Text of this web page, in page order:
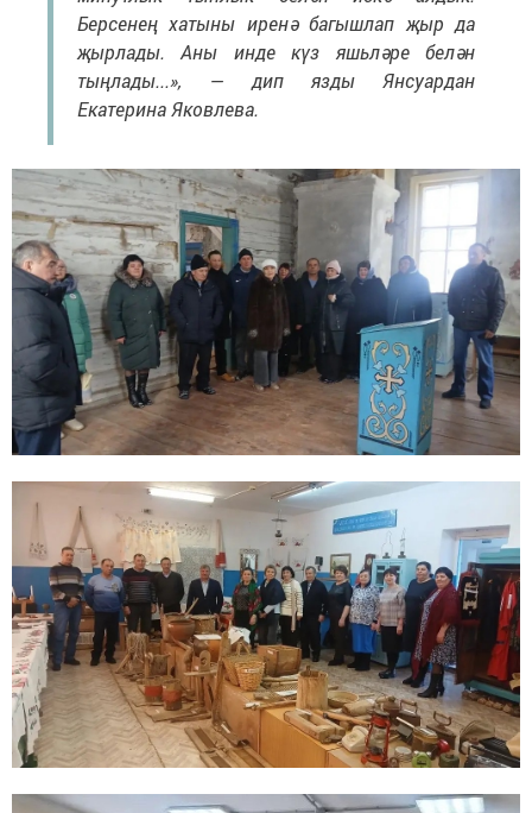
Берсенең хатыны иренә багышлап җыр да
җырлады. Аны инде күз яшьләре белән
тыңлады...», — дип язды Янсуардан
Екатерина Яковлева.